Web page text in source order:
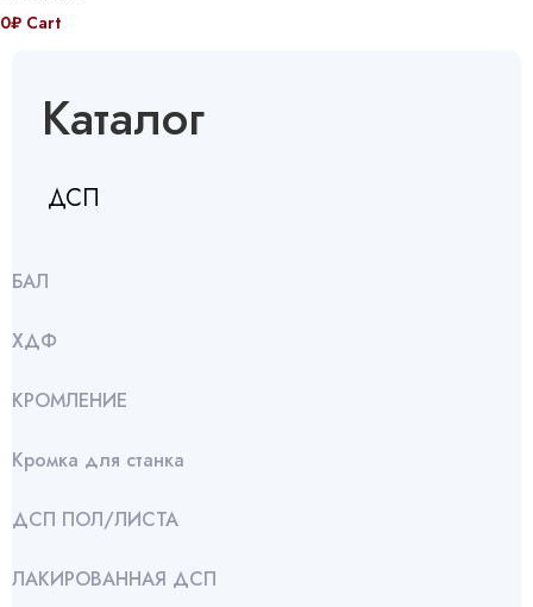
0₽ Cart
Каталог
ДСП
БАЛ
ХДФ
КРОМЛЕНИЕ
Кромка для станка
ДСП ПОЛ/ЛИСТА
ЛАКИРОВАННАЯ ДСП